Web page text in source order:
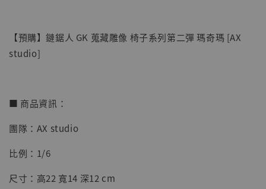
【店內現貨】七龍珠 系列蒐藏雕像 悟空 鳥山
明紀念款 [奇蹟工作室]
NT$ 5,580
【預購】鏈鋸人 GK 蒐藏雕像 椅子系列第二彈 瑪奇瑪 [AX
studio]
■ 商品資訊：
團隊：AX studio
比例：1/6
尺寸：高22 寬14 深12 cm